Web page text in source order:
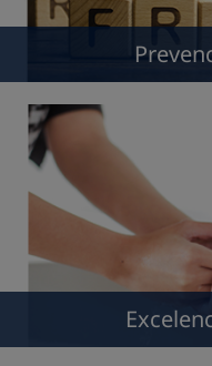
Excelencia en el servicio